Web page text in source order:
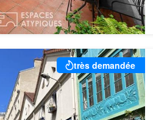
très demandée